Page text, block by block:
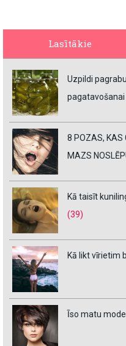
Lasītākie
Uzpildi
8 POZAS, KAS
MAZS
Kā taisīt
(39)
Kā likt vīrietim
Īso matu